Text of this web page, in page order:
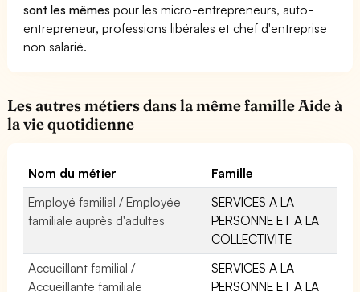
sont les mêmes pour les micro-entrepreneurs, auto-
entrepreneur, professions libérales et chef d'entreprise
non salarié.
Les autres métiers dans la même famille Aide à
la vie quotidienne
Nom du métier
Famille
Employé familial / Employée
familiale auprès d'adultes
SERVICES A LA
PERSONNE ET A LA
COLLECTIVITE
Accueillant familial /
Accueillante familiale
SERVICES A LA
PERSONNE ET A LA